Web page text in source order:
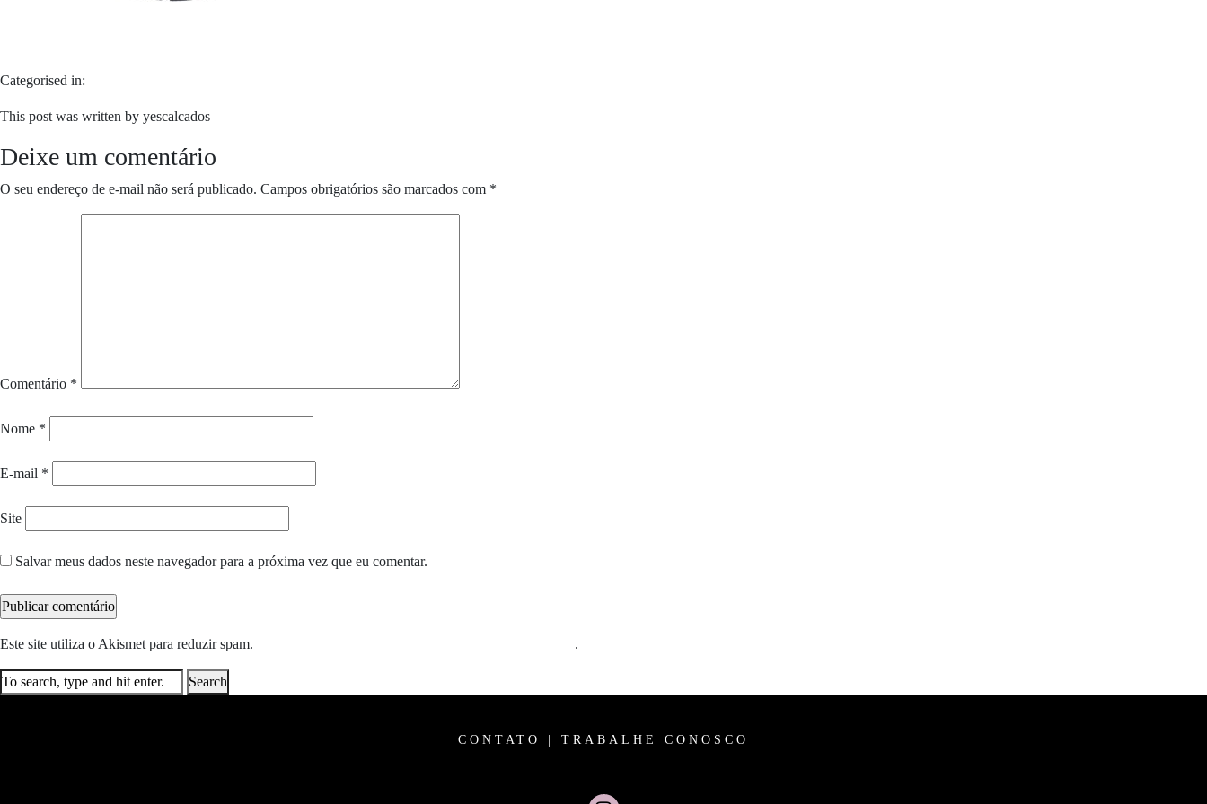
Categorised in:
This post was written by yescalcados
Deixe um comentário
O seu endereço de e-mail não será publicado. Campos obrigatórios são marcados com *
Comentário *
Nome *
E-mail *
Site
Salvar meus dados neste navegador para a próxima vez que eu comentar.
Este site utiliza o Akismet para reduzir spam. .
Search
CONTATO TRABALHE CONOSCO